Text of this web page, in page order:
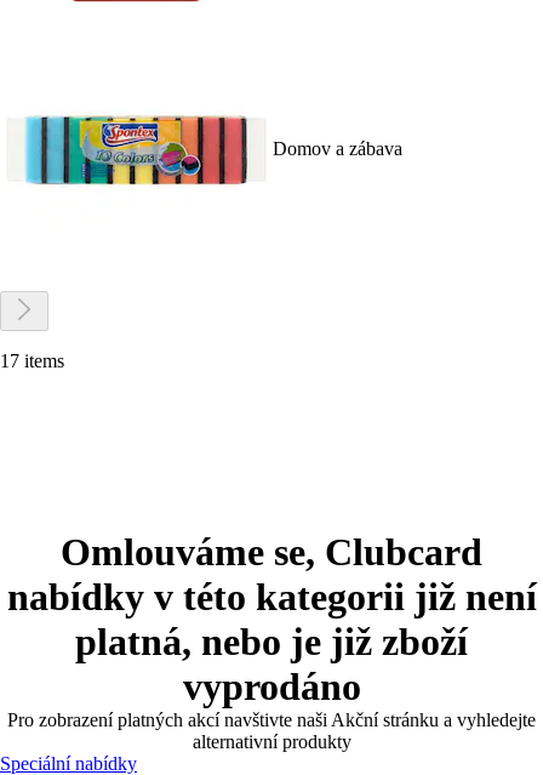
Domov a zábava
17 items
Omlouváme se, Clubcard
nabídky v této kategorii již není
platná, nebo je již zboží
vyprodáno
Pro zobrazení platných akcí navštivte naši Akční stránku a vyhledejte
alternativní produkty
Speciální nabídky